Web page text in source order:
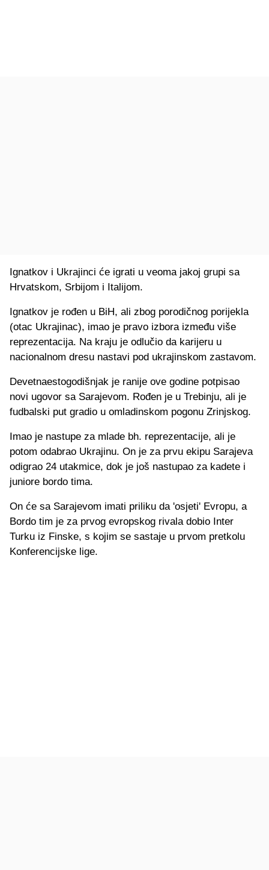
Ignatkov i Ukrajinci će igrati u veoma jakoj grupi sa
Hrvatskom, Srbijom i Italijom.
Ignatkov je rođen u BiH, ali zbog porodičnog porijekla
(otac Ukrajinac), imao je pravo izbora između više
reprezentacija. Na kraju je odlučio da karijeru u
nacionalnom dresu nastavi pod ukrajinskom zastavom.
Devetnaestogodišnjak je ranije ove godine potpisao
novi ugovor sa Sarajevom. Rođen je u Trebinju, ali je
fudbalski put gradio u omladinskom pogonu Zrinjskog.
Imao je nastupe za mlade bh. reprezentacije, ali je
potom odabrao Ukrajinu. On je za prvu ekipu Sarajeva
odigrao 24 utakmice, dok je još nastupao za kadete i
juniore bordo tima.
On će sa Sarajevom imati priliku da 'osjeti' Evropu, a
Bordo tim je za prvog evropskog rivala dobio Inter
Turku iz Finske, s kojim se sastaje u prvom pretkolu
Konferencijske lige.